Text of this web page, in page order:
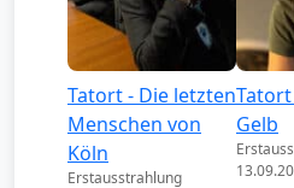
Tatort - Die letzten
Menschen von
Köln
Erstausstrahlung
Gelb